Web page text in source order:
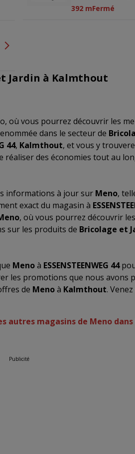
392 mFermé
Jardin à Kalmthout
où vous pourrez découvrir les
dans le secteur de
44, Kalmthout, et vous y
des économies tout au
informations à jour sur Meno,
exact du magasin à
, où vous pourrez découvrir
sur les produits de Bricolage et
Menoà ESSENSTEENWEG 44
les promotions que nous avons
de Menoà Kalmthout.
autres magasins de Meno
Publicité